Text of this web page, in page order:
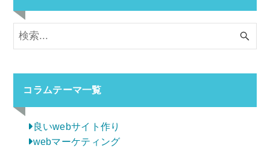
コラムテーマ一覧
良いwebサイト作り
webマーケティング